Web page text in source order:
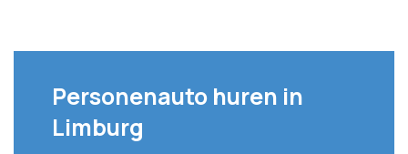
Personenauto huren in
Limburg